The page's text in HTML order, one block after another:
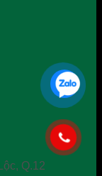
Q.12